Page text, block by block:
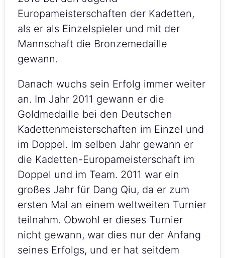
Europameisterschaften der Kadetten,
als er als Einzelspieler und mit der
Mannschaft die Bronzemedaille
gewann.
Danach wuchs sein Erfolg immer weiter
an. Im Jahr 2011 gewann er die
Goldmedaille bei den Deutschen
Kadettenmeisterschaften im Einzel und
im Doppel. Im selben Jahr gewann er
die Kadetten-Europameisterschaft im
Doppel und im Team. 2011 war ein
großes Jahr für Dang Qiu, da er zum
ersten Mal an einem weltweiten Turnier
teilnahm. Obwohl er dieses Turnier
nicht gewann, war dies nur der Anfang
seines Erfolgs, und er hat seitdem